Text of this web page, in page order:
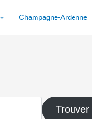
Champagne-Ardenne